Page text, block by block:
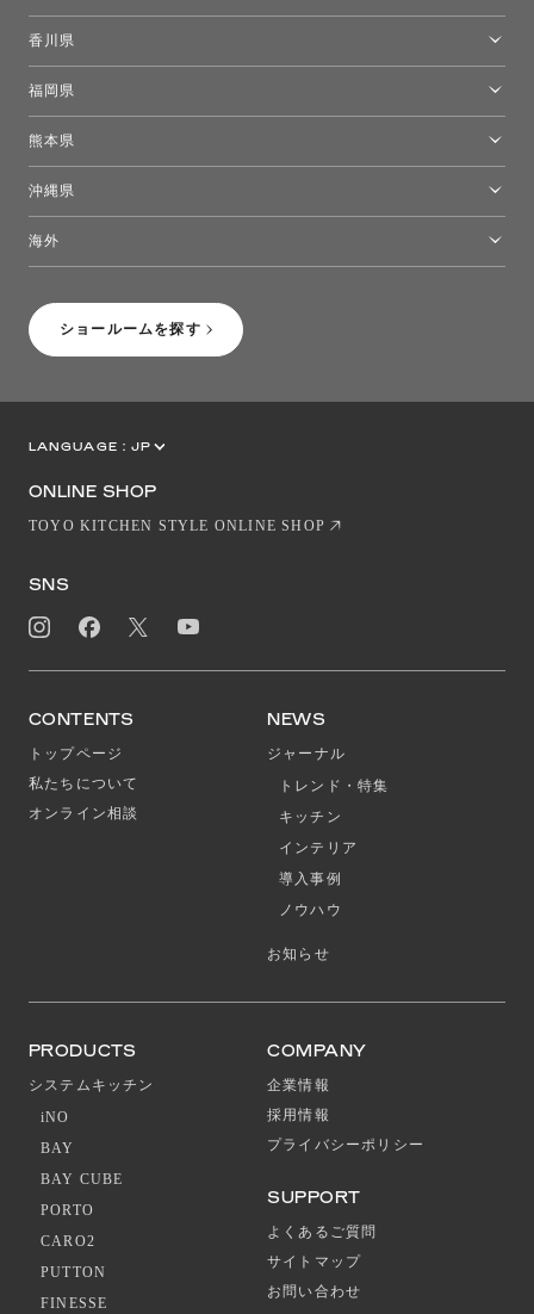
ショールームを探す
香川県
福岡県
熊本県
沖縄県
海外
LANGUAGE : JP
ONLINE SHOP
TOYO KITCHEN STYLE ONLINE SHOP
SNS
CONTENTS
トップページ
私たちについて
オンライン相談
NEWS
ジャーナル
トレンド・特集
キッチン
インテリア
導入事例
ノウハウ
お知らせ
PRODUCTS
システムキッチン
iNO
BAY
BAY CUBE
PORTO
CARO2
PUTTON
FINESSE
COMPANY
企業情報
採用情報
プライバシーポリシー
SUPPORT
よくあるご質問
サイトマップ
お問い合わせ